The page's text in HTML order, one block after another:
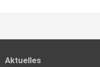
Aktuelles